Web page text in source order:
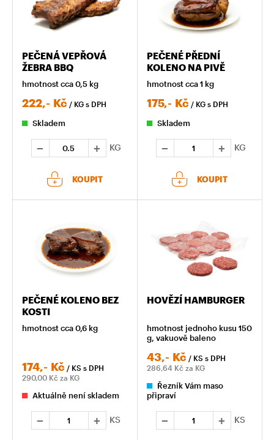
PEČENÁ VEPŘOVÁ
ŽEBRA BBQ
hmotnost cca 0,5 kg
222,- Kč / KG s DPH
Skladem
KG
KOUPIT
PEČENÉ PŘEDNÍ
KOLENO NA PIVĚ
hmotnost cca 1 kg
175,- Kč / KG s DPH
Skladem
KG
KOUPIT
PEČENÉ KOLENO BEZ
KOSTI
hmotnost cca 0,6 kg
174,- Kč / KS s DPH
290,00 Kč za KG
Aktuálně není skladem
KS
HOVĚZÍ HAMBURGER
hmotnost jednoho kusu 150
g, vakuově baleno
43,- Kč / KS s DPH
286,64 Kč za KG
Řezník Vám maso
připraví
KS